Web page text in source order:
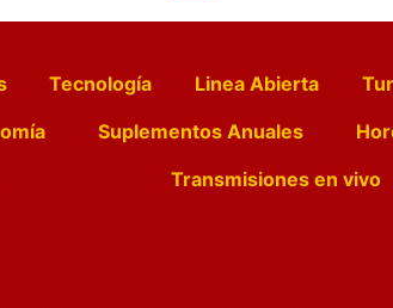
Tecnología Linea Abierta
Suplementos Anuales
Transmisiones en vivo